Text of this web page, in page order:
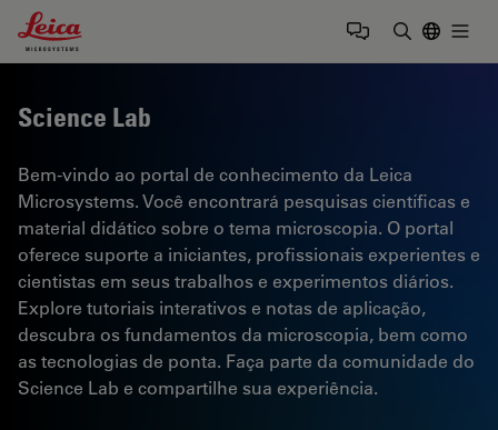
Leica Microsystems Logo
Science Lab
Bem-vindo ao portal de conhecimento da Leica
Microsystems. Você encontrará pesquisas científicas e
material didático sobre o tema microscopia. O portal
oferece suporte a iniciantes, profissionais experientes e
cientistas em seus trabalhos e experimentos diários.
Explore tutoriais interativos e notas de aplicação,
descubra os fundamentos da microscopia, bem como
as tecnologias de ponta. Faça parte da comunidade do
Science Lab e compartilhe sua experiência.